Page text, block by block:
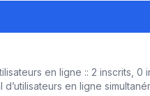
en ligne :: 2 inscrits,
d’utilisateurs en ligne